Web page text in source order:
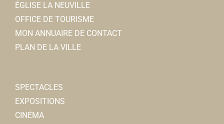
ÉGLISE LA NEUVILLE
OFFICE DE TOURISME
MON ANNUAIRE DE CONTACT
PLAN DE LA VILLE
SPECTACLES
EXPOSITIONS
CINÉMA